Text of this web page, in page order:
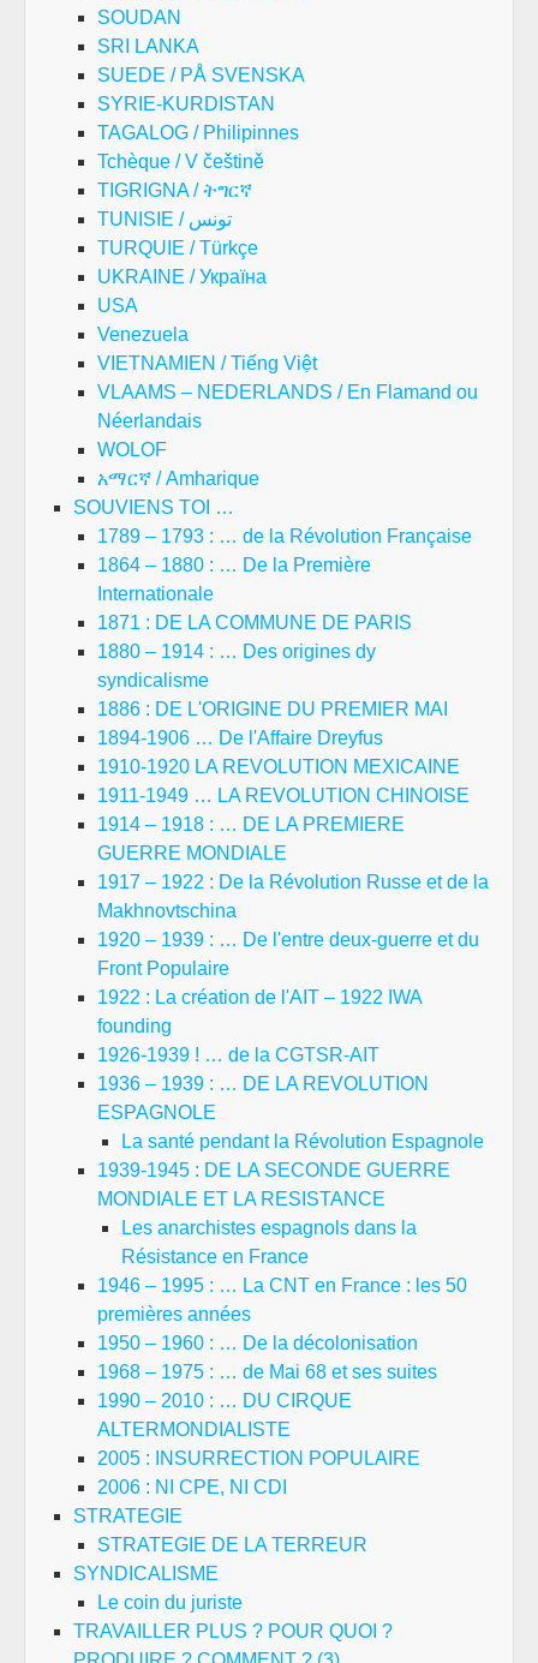
SOUDAN
SRI LANKA
SUEDE / PÅ SVENSKA
SYRIE-KURDISTAN
TAGALOG / Philipinnes
Tchèque / V češtině
TIGRIGNA / ትግርኛ
TUNISIE / تونس
TURQUIE / Türkçe
UKRAINE / Україна
USA
Venezuela
VIETNAMIEN / Tiếng Việt
VLAAMS – NEDERLANDS / En Flamand ou
Néerlandais
WOLOF
አማርኛ / Amharique
SOUVIENS TOI …
1789 – 1793 : … de la Révolution Française
1864 – 1880 : … De la Première
Internationale
1871 : DE LA COMMUNE DE PARIS
1880 – 1914 : … Des origines dy
syndicalisme
1886 : DE L'ORIGINE DU PREMIER MAI
1894-1906 … De l'Affaire Dreyfus
1910-1920 LA REVOLUTION MEXICAINE
1911-1949 … LA REVOLUTION CHINOISE
1914 – 1918 : … DE LA PREMIERE
GUERRE MONDIALE
1917 – 1922 : De la Révolution Russe et de la
Makhnovtschina
1920 – 1939 : … De l'entre deux-guerre et du
Front Populaire
1922 : La création de l'AIT – 1922 IWA
founding
1926-1939 ! … de la CGTSR-AIT
1936 – 1939 : … DE LA REVOLUTION
ESPAGNOLE
La santé pendant la Révolution Espagnole
1939-1945 : DE LA SECONDE GUERRE
MONDIALE ET LA RESISTANCE
Les anarchistes espagnols dans la
Résistance en France
1946 – 1995 : … La CNT en France : les 50
premières années
1950 – 1960 : … De la décolonisation
1968 – 1975 : … de Mai 68 et ses suites
1990 – 2010 : … DU CIRQUE
ALTERMONDIALISTE
2005 : INSURRECTION POPULAIRE
2006 : NI CPE, NI CDI
STRATEGIE
STRATEGIE DE LA TERREUR
SYNDICALISME
Le coin du juriste
TRAVAILLER PLUS ? POUR QUOI ?